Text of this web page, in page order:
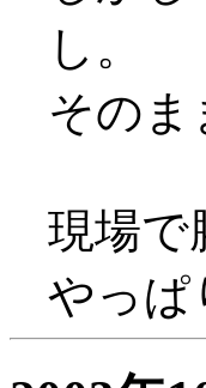
し。
そのま
現場で
やっぱ